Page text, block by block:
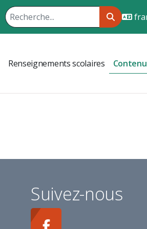
Renseignements scolaires Contenu
Suivez-nous